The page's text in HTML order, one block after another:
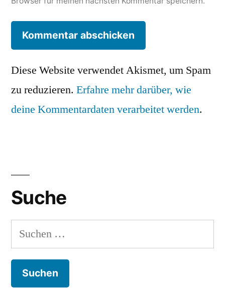
Diese Website verwendet Akismet, um Spam
zu reduzieren. Erfahre mehr darüber, wie
deine Kommentardaten verarbeitet werden.
Suche
Suchen
nach: